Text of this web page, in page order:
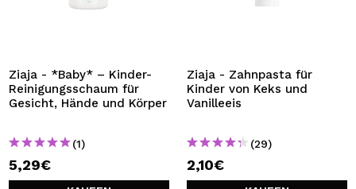
Ziaja - *Baby* – Kinder-
Reinigungsschaum für
Gesicht, Hände und Körper
(1)
5,29€
Ziaja - Zahnpasta für
Kinder von Keks und
Vanilleeis
(29)
2,10€